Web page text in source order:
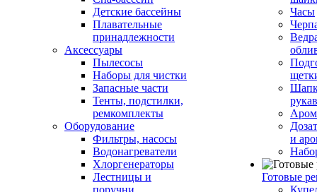
Детские бассейны
Плавательные
принадлежности
Аксессуары
Пылесосы
Наборы для чистки
Запасные части
Тенты, подстилки,
ремкомплекты
Оборудование
Фильтры, насосы
Водонагреватели
Хлоргенераторы
Лестницы и
поручни
Часы
и
Готовые